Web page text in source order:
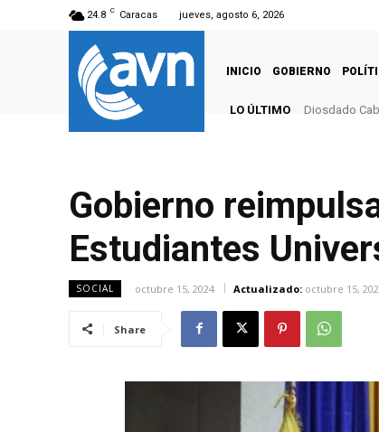
24.8 C Caracas jueves, agosto 6, 2026
INICIO GOBIERNO
LO ÚLTIMO Diosdado
Gobierno
Estudiantes
SOCIAL octubre 15, 2024 Actualizado: octubre 15,
Share